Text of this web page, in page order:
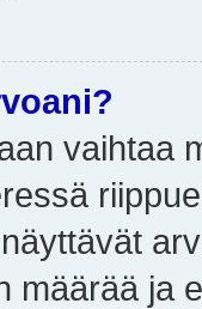
vaihtaa
määrää ja